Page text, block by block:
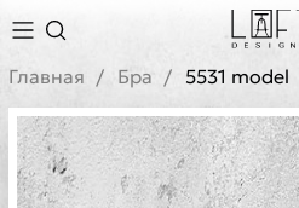
Главная Бра 5531 model